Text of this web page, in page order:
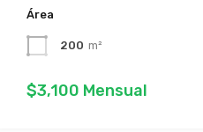
Área
200 m²
$3,100 Mensual